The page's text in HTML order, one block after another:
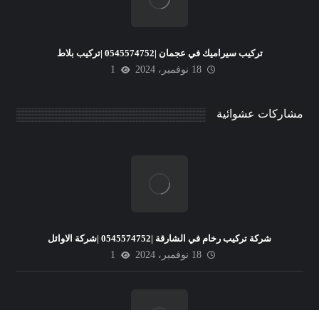
تركيب سيراميك في عجمان |0545574752 |تركيب بلاط
18 نوفمبر، 2024
1
مشاركات عشوائية
شركة تركيب رخام في الشارقة |0545574752 |شركة الاوائل
18 نوفمبر، 2024
1